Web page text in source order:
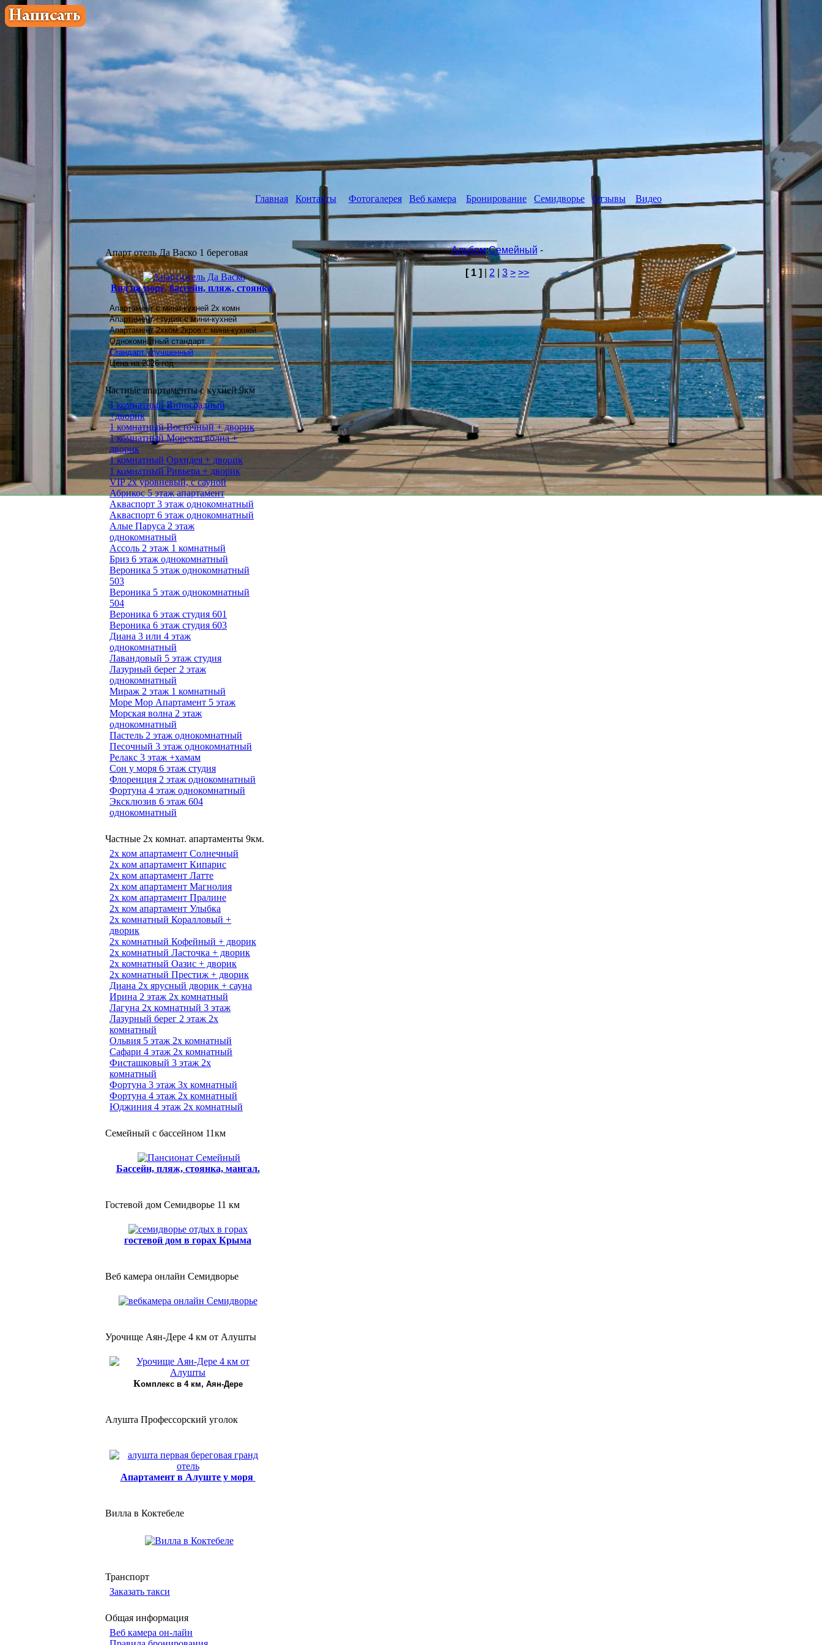
Главная Контакты Фотогалерея Веб камера Бронирование Семидворье Отзывы Видео
Апарт отель Да Васко 1 береговая
Вид на море, бассейн, пляж, стоянка
Апартамент с мини-кухней 2х комн
Апартамент студияс мини-кухней
Апартамент 2хком.2кров.с мини-кухней
Однокомнатный стандарт
Стандарт улучшенный
Цена на 2026 год
Частные апартаменты с кухней 9км
1 комнатный Виноградный
+дворик
1 комнатный Восточный + дворик
1 комнатный Морская волна +
дворик
1 комнатный Орхидея + дворик
1 комнатный Ривьера + дворик
VIP 2х уровневый, с сауной
Абрикос 5 этаж апартамент
Акваспорт 3 этаж однокомнатный
Акваспорт 6 этаж однокомнатный
Алые Паруса 2 этаж
однокомнатный
Ассоль 2 этаж 1 комнатный
Бриз 6 этаж однокомнатный
Вероника 5 этаж однокомнатный
503
Вероника 5 этаж однокомнатный
504
Вероника 6 этаж студия 601
Вероника 6 этаж студия 603
Диана 3 или 4 этаж
однокомнатный
Лавандовый 5 этаж студия
Лазурный берег 2 этаж
однокомнатный
Мираж 2 этаж 1 комнатный
Море Мор Апартамент 5 этаж
Морская волна 2 этаж
однокомнатный
Пастель 2 этаж однокомнатный
Песочный 3 этаж однокомнатный
Релакс 3 этаж +хамам
Сон у моря 6 этаж студия
Флоренция 2 этаж однокомнатный
Фортуна 4 этаж однокомнатный
Эксклюзив 6 этаж 604
однокомнатный
Частные 2х комнат. апартаменты 9км.
2х ком апартамент Солнечный
2х ком апартамент Кипарис
2х ком апартамент Латте
2х ком апартамент Магнолия
2х ком апартамент Пралине
2х ком апартамент Улыбка
2х комнатный Коралловый +
дворик
2х комнатный Кофейный + дворик
2х комнатный Ласточка + дворик
2х комнатный Оазис + дворик
2х комнатный Престиж + дворик
Диана 2х ярусный дворик + сауна
Ирина 2 этаж 2х комнатный
Лагуна 2х комнатный 3 этаж
Лазурный берег 2 этаж 2х
комнатный
Ольвия 5 этаж 2х комнатный
Сафари 4 этаж 2х комнатный
Фисташковый 3 этаж 2х
комнатный
Фортуна 3 этаж 3х комнатный
Фортуна 4 этаж 2х комнатный
Юджиния 4 этаж 2х комнатный
Семейный с бассейном 11км
Бассейн, пляж, стоянка, мангал.
Гостевой дом Семидворье 11 км
гостевой дом в горах Крыма
Веб камера онлайн Семидворье
Урочище Аян-Дере 4 км от Алушты
Комплекс в 4 км, Аян-Дере
Алушта Профессорский уголок
Апартамент в Алуште у моря
Вилла в Коктебеле
Транспорт
Заказать такси
Общая информация
Веб камера он-лайн
Альбом:Семейный -
[ 1 ] 2 3 > >>